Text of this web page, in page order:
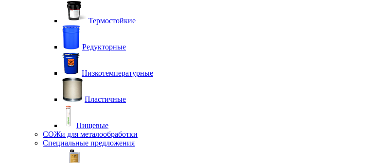
Термостойкие
Редукторные
Низкотемпературные
Пластичные
Пищевые
СОЖи для металообработки
Специальные предложения